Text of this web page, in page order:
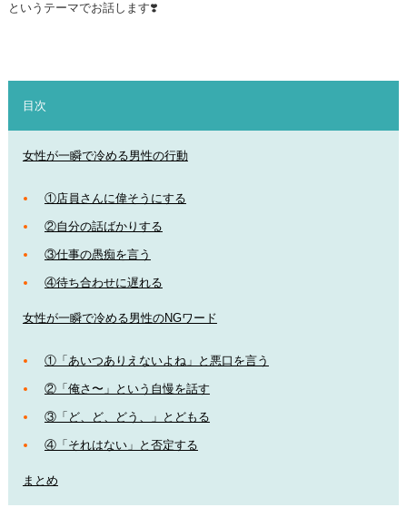
というテーマでお話します❣️
目次
女性が一瞬で冷める男性の行動
①店員さんに偉そうにする
②自分の話ばかりする
③仕事の愚痴を言う
④待ち合わせに遅れる
女性が一瞬で冷める男性のNGワード
①「あいつありえないよね」と悪口を言う
②「俺さ〜」という自慢を話す
③「ど、ど、どう、」とどもる
④「それはない」と否定する
まとめ